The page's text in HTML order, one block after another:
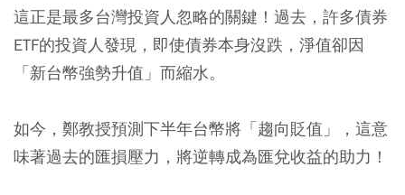
這正是最多台灣投資人忽略的關鍵！過去，許多債券
ETF的投資人發現，即使債券本身沒跌，淨值卻因
「新台幣強勢升值」而縮水。
如今，鄭教授預測下半年台幣將「趨向貶值」，這意
味著過去的匯損壓力，將逆轉成為匯兌收益的助力！